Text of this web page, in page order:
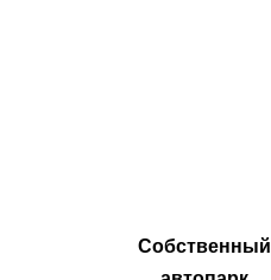
Собственный